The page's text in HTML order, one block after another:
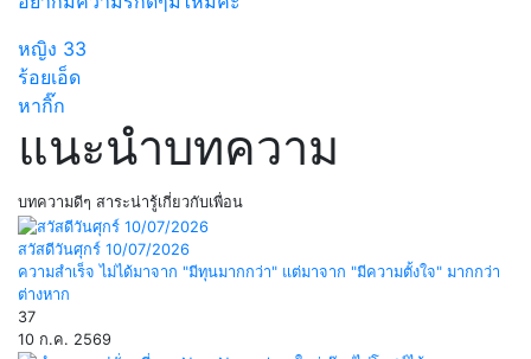
หญิง 33
ร้อยเอ็ด
หากิ๊ก
แนะนำบทความ
บทความดีๆ สาระน่ารู้เกี่ยวกับเพื่อน
สวัสดีวันศุกร์ 10/07/2026
ความสำเร็จ ไม่ได้มาจาก "มีทุนมากกว่า" แต่มาจาก "มีความตั้งใจ" มากกว่า
ต่างหาก
37
10 ก.ค. 2569